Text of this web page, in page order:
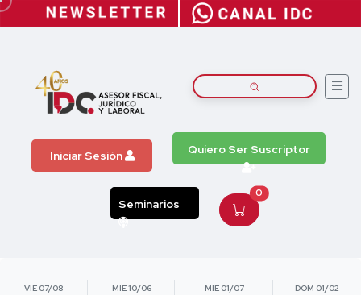
Iniciar Sesión Quiero Ser Suscriptor
Seminarios
0
VIE 07/08 MIE 10/06 MIE 01/07 DOM 01/02